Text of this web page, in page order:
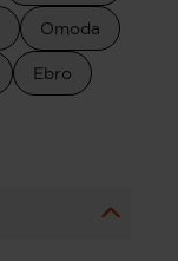
Omoda
Ebro